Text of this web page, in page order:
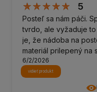
5
Posteľ sa nám páči.
tvrdo, ale vyžaduje
je, že nádoba na
materiál prilepený na
6/2/2026
vidieť produkt